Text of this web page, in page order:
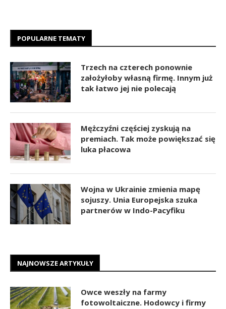
POPULARNE TEMATY
Trzech na czterech ponownie
założyłoby własną firmę. Innym już
tak łatwo jej nie polecają
Mężczyźni częściej zyskują na
premiach. Tak może powiększać się
luka płacowa
Wojna w Ukrainie zmienia mapę
sojuszy. Unia Europejska szuka
partnerów w Indo-Pacyfiku
NAJNOWSZE ARTYKUŁY
Owce weszły na farmy
fotowoltaiczne. Hodowcy i firmy